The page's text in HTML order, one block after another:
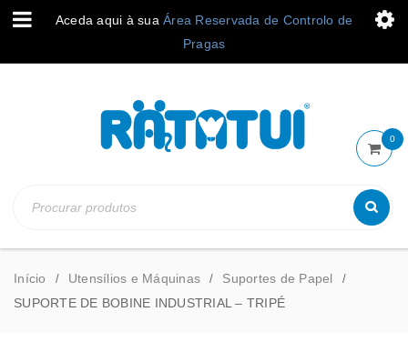
Aceda aqui à sua Área Reservada de Controlo de
Pragas
0
Início / Utensílios e Máquinas / Suportes de Papel /
SUPORTE DE BOBINE INDUSTRIAL – TRIPÉ